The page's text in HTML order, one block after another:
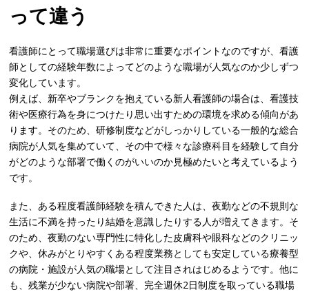
って違う
看護師にとって職場選びは非常に重要なポイントなのですが、看護
師としての経験年数によってどのような職場が人気なのか少しずつ
変化しています。
例えば、新卒やブランクを抱えている新人看護師の場合は、看護技
術や医療行為を身につけたり思い出すための環境を求める傾向があ
ります。そのため、研修制度などがしっかりしている一般的な総合
病院が人気を集めていて、その中で様々な診療科目を経験して自分
がどのような部署で働くのがいいのか見極めたいと考えているよう
です。
また、ある程度看護師経験を積んできた人は、夜勤などの不規則な
生活に不満を持ったり結婚を意識したりする人が増えてきます。そ
のため、夜勤のない専門性に特化した皮膚科や眼科などのクリニッ
クや、休みがとりやすくある程度業務としても安定している療養型
の病院・施設が人気の職場として注目されはじめるようです。他に
も、残業が少ない病院や部署、完全週休2日制度を取っている職場